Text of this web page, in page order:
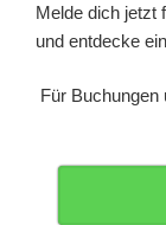
Melde dich jetzt
und entdecke
Für